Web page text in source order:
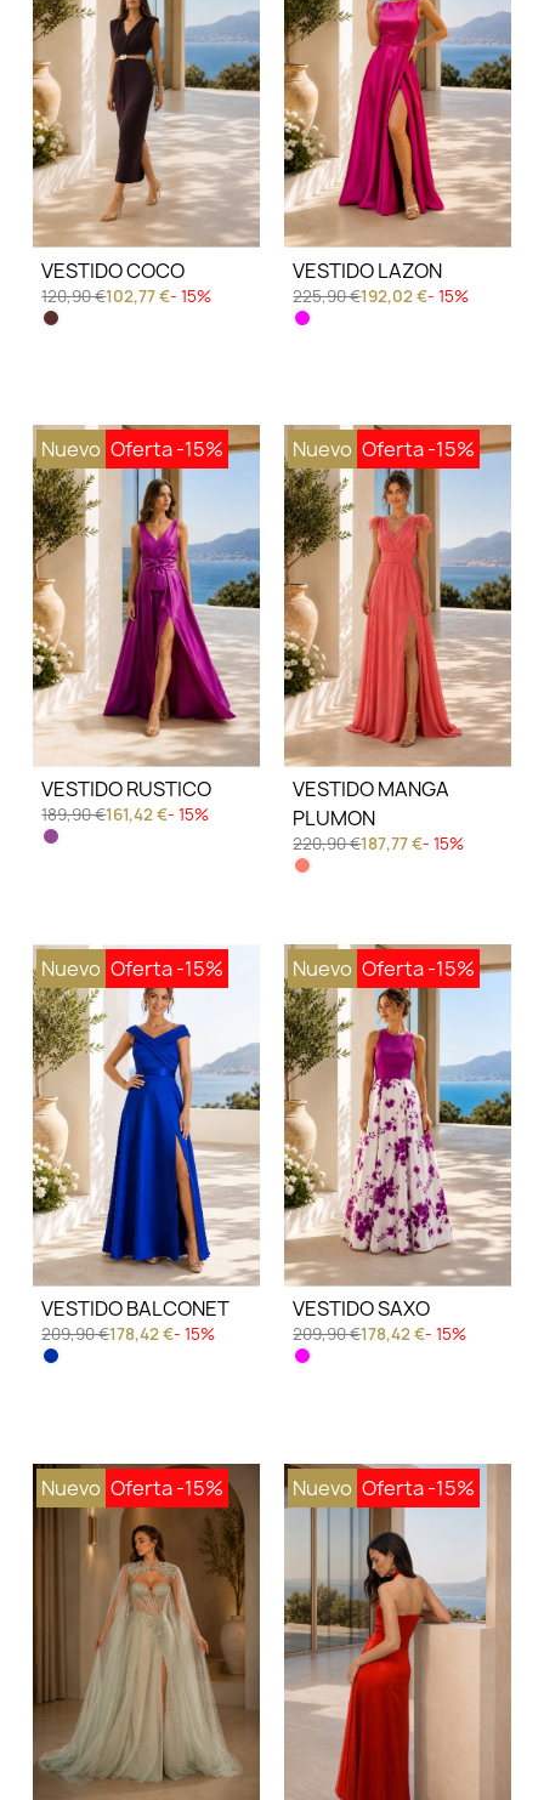
VESTIDO COCO
120,90 €102,77 €- 15%
VESTIDO LAZON
225,90 €192,02 €- 15%
Nuevo Oferta-15%
VESTIDO RUSTICO
189,90 €161,42 €- 15%
Nuevo Oferta-15%
VESTIDO MANGA
PLUMON
220,90 €187,77 €- 15%
Nuevo Oferta-15%
VESTIDO BALCONET
209,90 €178,42 €- 15%
Nuevo Oferta-15%
VESTIDO SAXO
209,90 €178,42 €- 15%
Nuevo Oferta-15% Nuevo Oferta-15%